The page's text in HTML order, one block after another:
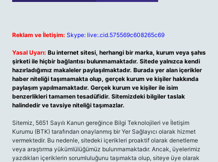
Reklam ve İletişim: Skype: live:.cid.575569c608265c69
Yasal Uyarı: Bu internet sitesi, herhangi bir marka, kurum veya şahıs
şirketi ile hiçbir bağlantısı bulunmamaktadır. Sitede yalnızca kendi
hazırladığımız makaleler paylaşılmaktadır. Burada yer alan içerikler
haber niteliği taşımamakta olup, gerçek kurum ve kişiler hakkında
paylaşım yapılmamaktadır. Gerçek kurum ve kişiler ile isim
benzerlikleri tamamen tesadüfidir. Sitemizdeki bilgiler taslak
halindedir ve tavsiye niteliği taşımazlar.
Sitemiz, 5651 Sayılı Kanun gereğince Bilgi Teknolojileri ve İletişim
Kurumu (BTK) tarafından onaylanmış bir Yer Sağlayıcı olarak hizmet
vermektedir. Bu nedenle, sitedeki içerikleri proaktif olarak denetleme
veya araştırma yükümlülüğümüz bulunmamaktadır. Ancak, üyelerimiz
yazdıkları içeriklerin sorumluluğunu taşımakta olup, siteye üye olarak